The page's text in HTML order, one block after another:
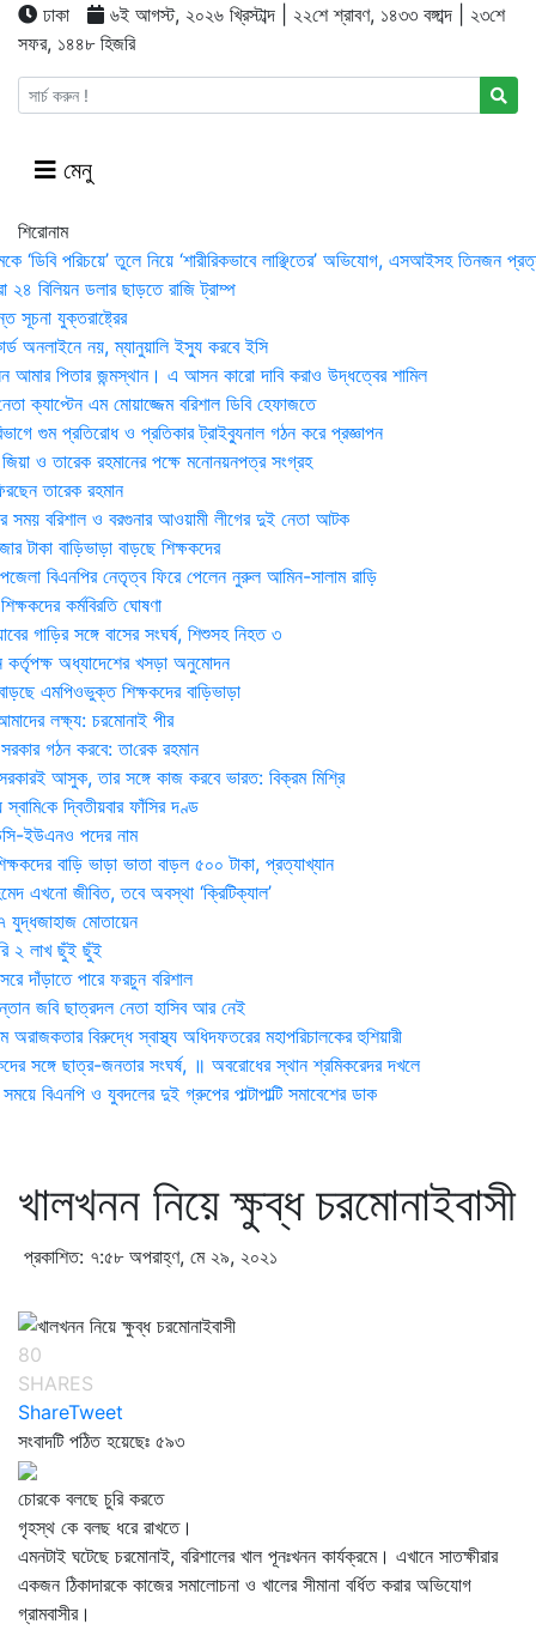
ঢাকা
৬ই আগস্ট, ২০২৬ খ্রিস্টাব্দ | ২২শে শ্রাবণ, ১৪৩৩ বঙ্গাব্দ | ২৩শে
সফর, ১৪৪৮ হিজরি
মেনু
শিরোনাম
‘ডিবি পরিচয়ে’ তুলে নিয়ে ‘শারীরিকভাবে লাঞ্ছিতের’ অভিযোগ, এসআইসহ তিনজন
২৪ বিলিয়ন ডলার ছাড়তে রাজি ট্রাম্প
সূচনা যুক্তরাষ্ট্রের
অনলাইনে নয়, ম্যানুয়ালি ইস্যু করবে ইসি
পিতার জন্মস্থান। এ আসন কারো দাবি করাও উদ্ধত্বের শামিল
ক্যাপ্টেন এম মোয়াজ্জেম বরিশাল ডিবি হেফাজতে
গুম প্রতিরোধ ও প্রতিকার ট্রাইব্যুনাল গঠন করে প্রজ্ঞাপন
ও তারেক রহমানের পক্ষে মনোনয়নপত্র সংগ্রহ
তারেক রহমান
সময় ব‌রিশাল ও বরগুনার আওয়ামী লীগের দুই নেতা আটক
টাকা বাড়িভাড়া বাড়ছে শিক্ষকদের
বিএনপির নেতৃত্ব ফিরে পেলেন নুরুল আমিন-সালাম রাড়ি
কর্মবিরতি ঘোষণা
গাড়ির সঙ্গে বাসের সংঘর্ষ, শিশুসহ নিহত ৩
কর্তৃপক্ষ অধ্যাদেশের খসড়া অনুমোদন
এমপিওভুক্ত শিক্ষকদের বাড়িভাড়া
লক্ষ্য: চরমোনাই পীর
গঠন করবে: তা‌রেক রহমান
আসুক, তার সঙ্গে কাজ করবে ভারত: বিক্রম মিশ্রি
দ্বিতীয়বার ফাঁসির দণ্ড
ইউএনও পদের নাম
বাড়ি ভাড়া ভাতা বাড়ল ৫০০ টাকা, প্রত্যাখ্যান
এখনো জীবিত, তবে অবস্থা ‘ক্রিটিক্যাল’
যুদ্ধজাহাজ মোতায়েন
২ লাখ ছুঁই ছুঁই
দাঁড়াতে পারে ফরচুন বরিশাল
জবি ছাত্রদল নেতা হাসিব আর নেই
অরাজকতার বিরুদ্ধে স্বাস্থ্য অধিদফতরের মহাপরিচালকের হুশিয়ারী
সঙ্গে ছাত্র-জনতার সংঘর্ষ, ॥ অবরোধের স্থান শ্রমিকরেদর দখলে
বিএনপি ও যুবদলের দুই গ্রুপের পাল্টাপাল্টি সমাবেশের ডাক
খালখনন নিয়ে ক্ষুব্ধ চরমোনাইবাসী
প্রকাশিত: ৭:৫৮ অপরাহ্ণ, মে ২৯, ২০২১
80
SHARES
ShareTweet
সংবাদটি পঠিত হয়েছেঃ ৫৯৩
চোরকে বলছে চুরি করতে
গৃহস্থ কে বলছ ধরে রাখতে।
এমনটাই ঘটেছে চরমোনাই, বরিশালের খাল পূনঃখনন কার্যক্রমে। এখানে সাতক্ষীরার
একজন ঠিকাদারকে কাজের সমালোচনা ও খালের সীমানা বর্ধিত করার অভিযোগ
গ্রামবাসীর।